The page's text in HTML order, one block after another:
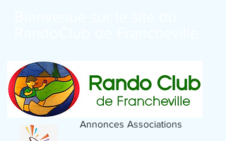
Annonces Associations